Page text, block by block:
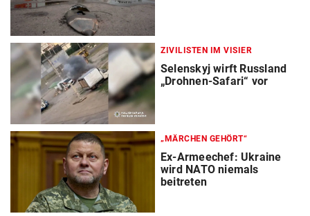
ZIVILISTEN IM VISIER
Selenskyj wirft Russland
„Drohnen-Safari“ vor
„MÄRCHEN GEHÖRT“
Ex-Armeechef: Ukraine
wird NATO niemals
beitreten